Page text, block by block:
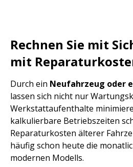
Rechnen Sie mit
mit
Durch ein Neufahrzeug oder
lassen sich nicht nur
Werkstattaufenthalte
kalkulierbare Betriebszeiten
Reparaturkosten älterer
häufig schon heute die
modernen Modells.